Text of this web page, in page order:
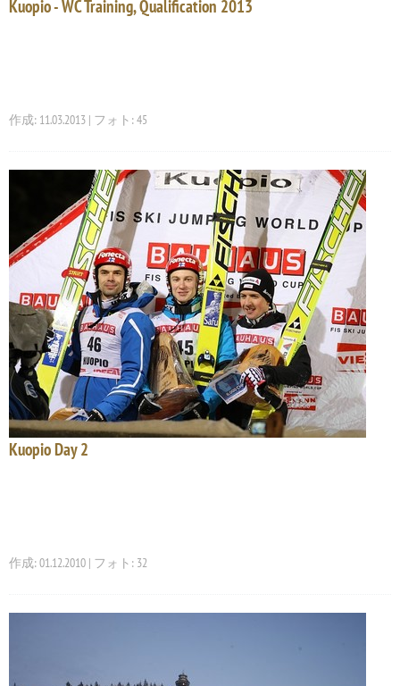
Kuopio - WC Training, Qualification 2013
作成: 11.03.2013 | フォト: 45
Kuopio Day 2
作成: 01.12.2010 | フォト: 32